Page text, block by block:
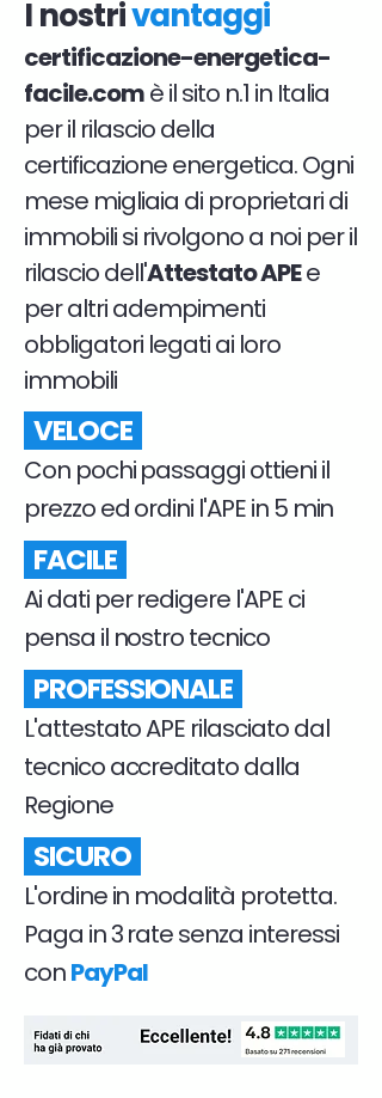
I nostrivantaggi
certificazione-energetica-
facile.comè il sito n.1 in Italia
per il rilascio della
certificazione energetica. Ogni
mese migliaia di proprietari di
immobili si rivolgono a noi per il
rilascio dell'Attestato APEe
per altri adempimenti
obbligatori legati ai loro
immobili
VELOCE
Con pochi passaggi ottieni il
prezzo ed ordini l'APE in 5 min
FACILE
Ai dati per redigere l'APE ci
pensa il nostro tecnico
PROFESSIONALE
L'attestato APE rilasciato dal
tecnico accreditato dalla
Regione
SICURO
L'ordine in modalità protetta.
Paga in 3 rate senza interessi
conPayPal